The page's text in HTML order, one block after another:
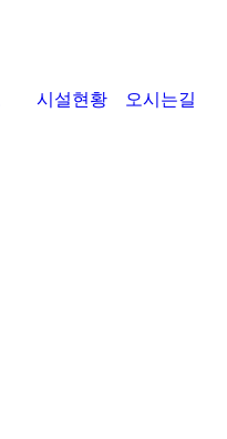
시설현황 오시는길